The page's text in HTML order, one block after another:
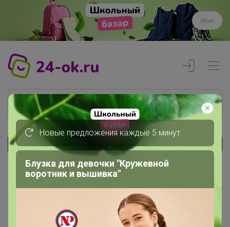
Жми
Реклама
Главная
Новые предложения каждые 5 минут
Блузка для девочки "Кружевной
воротник и вышивка"